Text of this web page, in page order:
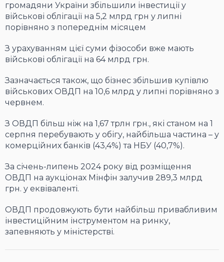
громадяни України збільшили інвестиції у
військові облігації на 5,2 млрд грн у липні
порівняно з попереднім місяцем
З урахуванням цієї суми фізособи вже мають
військові облігації на 64 млрд грн.
Зазначається також, що бізнес збільшив купівлю
військових ОВДП на 10,6 млрд у липні порівняно з
червнем.
З ОВДП більш ніж на 1,67 трлн грн., які станом на 1
серпня перебувають у обігу, найбільша частина – у
комерційних банків (43,4%) та НБУ (40,7%).
За січень-липень 2024 року від розміщення
ОВДП на аукціонах Мінфін залучив 289,3 млрд
грн. у еквіваленті.
ОВДП продовжують бути найбільш привабливим
інвестиційним інструментом на ринку,
запевняють у міністерстві.